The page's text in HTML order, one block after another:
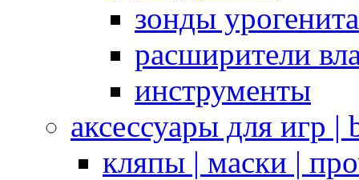
зонды
расширители
инструменты
аксессуары для игр |
кляпы | маски |